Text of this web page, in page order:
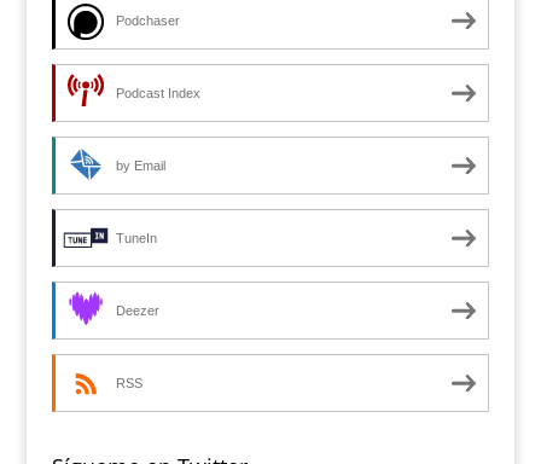
Podchaser
Podcast Index
by Email
TuneIn
Deezer
RSS